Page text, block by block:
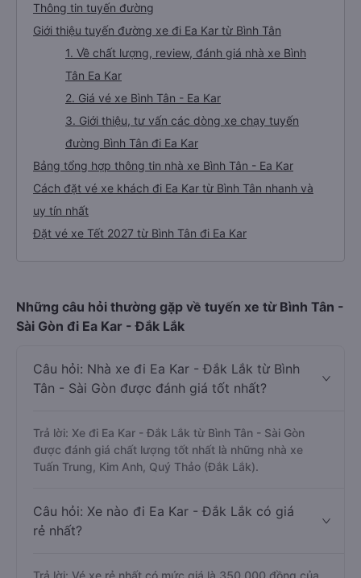
Thông tin tuyến đường
Giới thiệu tuyến đường xe đi Ea Kar từ Bình Tân
1. Về chất lượng, review, đánh giá nhà xe Bình
Tân Ea Kar
2. Giá vé xe Bình Tân - Ea Kar
3. Giới thiệu, tư vấn các dòng xe chạy tuyến
đường Bình Tân đi Ea Kar
Bảng tổng hợp thông tin nhà xe Bình Tân - Ea Kar
Cách đặt vé xe khách đi Ea Kar từ Bình Tân nhanh và
uy tín nhất
Đặt vé xe Tết 2027 từ Bình Tân đi Ea Kar
Những câu hỏi thường gặp về tuyến xe từ Bình Tân -
Sài Gòn đi Ea Kar - Đắk Lắk
Câu hỏi: Nhà xe đi Ea Kar - Đắk Lắk từ Bình
Tân - Sài Gòn được đánh giá tốt nhất?
Trả lời: Xe đi Ea Kar - Đắk Lắk từ Bình Tân - Sài Gòn
được đánh giá chất lượng tốt nhất là những nhà xe
Tuấn Trung, Kim Anh, Quý Thảo (Đắk Lắk).
Câu hỏi: Xe nào đi Ea Kar - Đắk Lắk có giá
rẻ nhất?
Trả lời: Vé xe rẻ nhất có mức giá là 350.000 đồng của